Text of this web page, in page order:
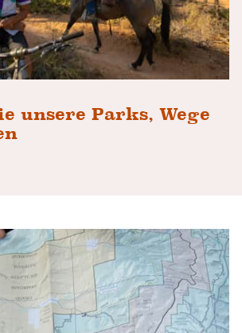
unsere Parks, Wege